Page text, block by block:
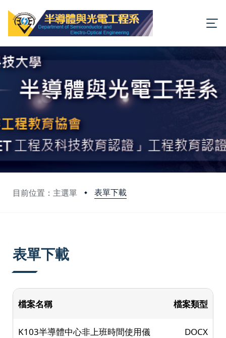
目前位置：主選單 表單下載
表單下載
檔案名稱 檔案類型
K103半導體中心非上班時間使用儀
DOCX